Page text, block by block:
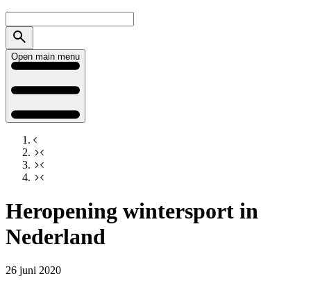
Open main menu
Heropening wintersport in
Nederland
26 juni 2020